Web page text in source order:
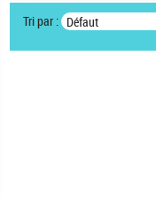
Tri par : Défaut